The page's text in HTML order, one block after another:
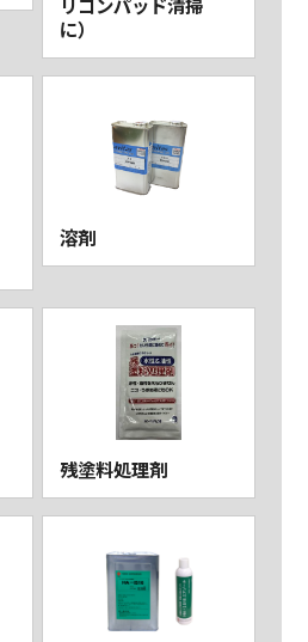
に）
溶剤
残塗料処理剤